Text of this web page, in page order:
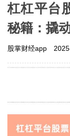
杠杠平台
秘籍：撬
股掌财经app